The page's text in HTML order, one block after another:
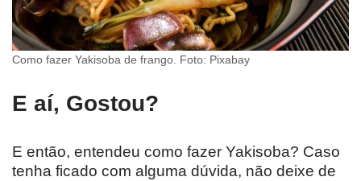
Como fazer Yakisoba de frango. Foto: Pixabay
E aí, Gostou?
E então, entendeu como fazer Yakisoba? Caso
tenha ficado com alguma dúvida, não deixe de